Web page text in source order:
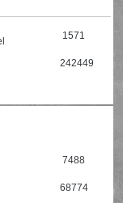
1571
242449
7488
68774